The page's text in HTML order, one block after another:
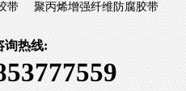
带 聚丙烯增强纤维防腐胶带
询热线: